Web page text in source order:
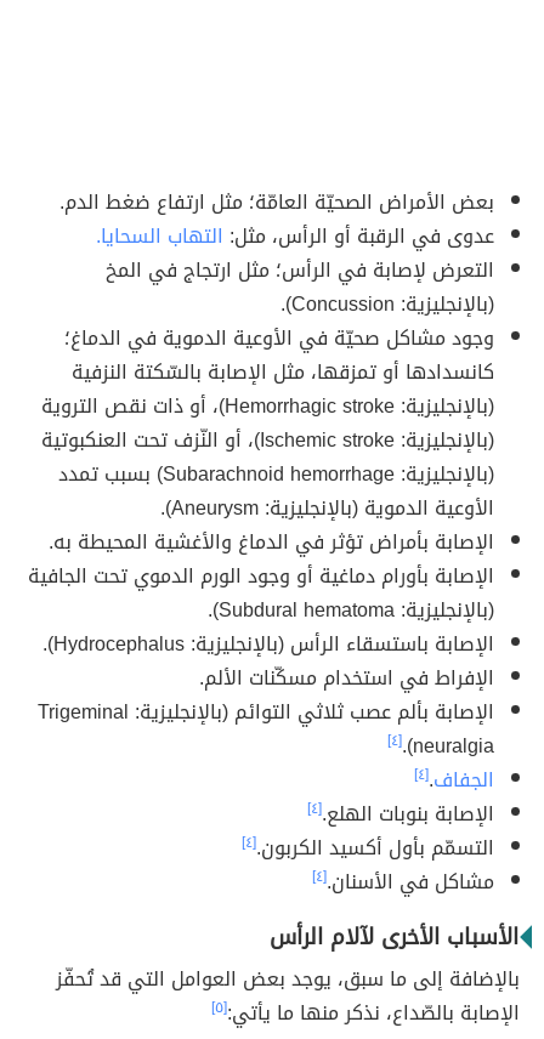
بعض الأمراض الصحيّة العامّة؛ مثل ارتفاع ضغط الدم.
عدوى في الرقبة أو الرأس، مثل: التهاب السحايا.
التعرض لإصابة في الرأس؛ مثل ارتجاج في المخ
(بالإنجليزية: Concussion).
وجود مشاكل صحيّة في الأوعية الدموية في الدماغ؛
كانسدادها أو تمزقها، مثل الإصابة بالسّكتة النزفية
(بالإنجليزية: Hemorrhagic stroke)، أو ذات نقص التروية
(بالإنجليزية: Ischemic stroke)، أو النّزف تحت العنكبوتية
(بالإنجليزية: Subarachnoid hemorrhage) بسبب تمدد
الأوعية الدموية (بالإنجليزية: Aneurysm).
الإصابة بأمراض تؤثر في الدماغ والأغشية المحيطة به.
الإصابة بأورام دماغية أو وجود الورم الدموي تحت الجافية
(بالإنجليزية: Subdural hematoma).
الإصابة باستسقاء الرأس (بالإنجليزية: Hydrocephalus).
الإفراط في استخدام مسكّنات الألم.
الإصابة بألم عصب ثلاثي التوائم (بالإنجليزية: Trigeminal
neuralgia). [٤]
الجفاف.[٤]
الإصابة بنوبات الهلع.[٤]
التسمّم بأول أكسيد الكربون.[٤]
مشاكل في الأسنان.[٤]
الأسباب الأخرى لآلام الرأس
بالإضافة إلى ما سبق، يوجد بعض العوامل التي قد تُحفّز
الإصابة بالصّداع، نذكر منها ما يأتي:[٥]